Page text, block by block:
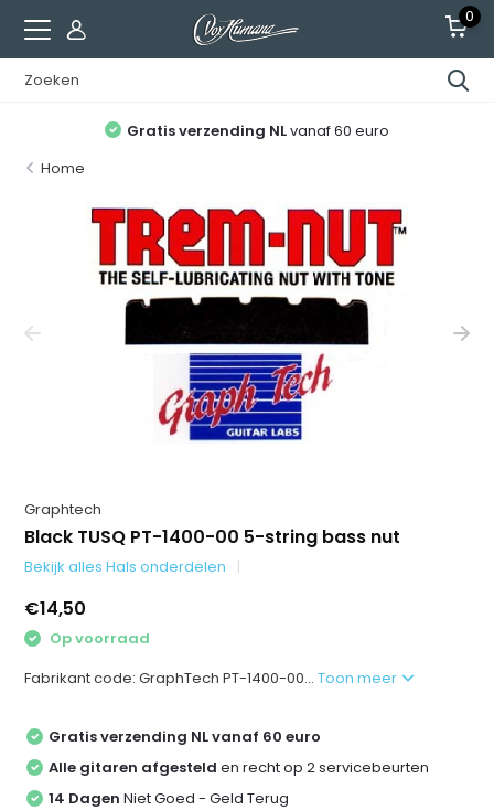
0
Gratis verzending NLvanaf 60 euro
Home
Graphtech
Black TUSQ PT-1400-00 5-string bass nut
Bekijk alles Hals onderdelen
€14,50
Op voorraad
Fabrikant code: GraphTech PT-1400-00...Toon meer
Gratis verzending NL vanaf 60 euro
Alle gitaren afgesteld en recht op 2 servicebeurten
14 Dagen Niet Goed - Geld Terug